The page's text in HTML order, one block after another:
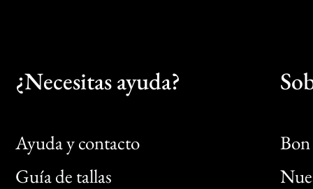
¿Necesitas ayuda?
Ayuda y contacto
Guía de tallas